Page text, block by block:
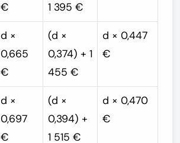
€
1 395 €
d ×
0,665
€
(d ×
0,374) + 1
455 €
d × 0,447
€
d ×
0,697
€
(d ×
0,394) +
1 515 €
d × 0,470
€